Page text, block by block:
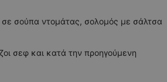
σούπα ντομάτας, σολομός με σάλτσα
σεφ και κατά την προηγούμενη